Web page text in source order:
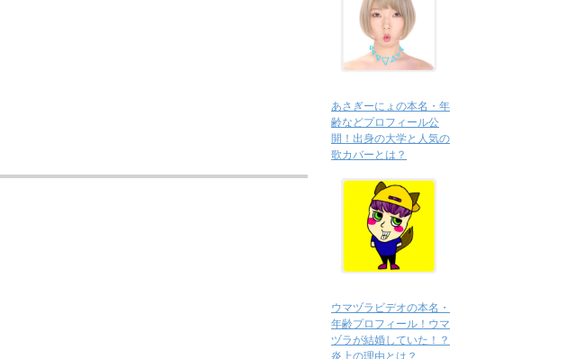
あさぎーにょの本名・年
齢などプロフィール公
開！出身の大学と人気の
歌カバーとは？
ウマヅラビデオの本名・
年齢プロフィール！ウマ
ヅラが結婚していた！？
炎上の理由とは？